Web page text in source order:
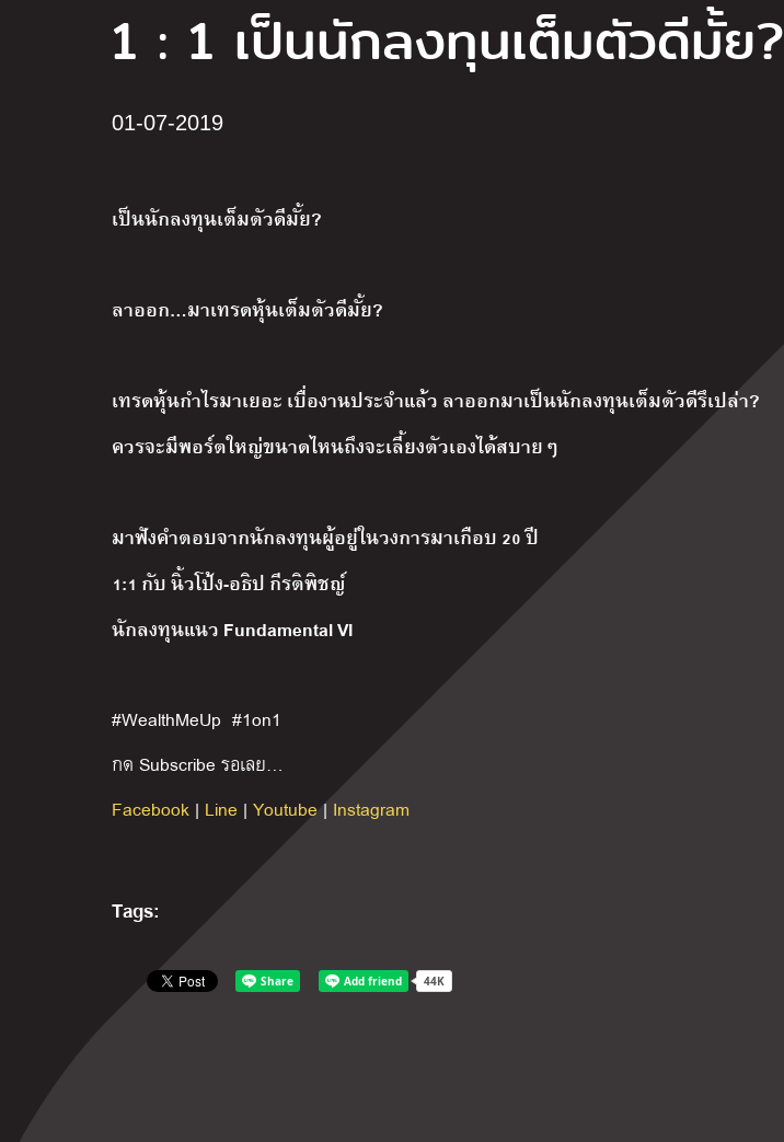
1 : 1 เป็นนักลงทุนเต็มตัวดีมั้ย?
01-07-2019
เป็นนักลงทุนเต็มตัวดีมั้ย?
ลาออก…มาเทรดหุ้นเต็มตัวดีมั้ย?
เทรดหุ้นกำไรมาเยอะ เบื่องานประจำแล้ว ลาออกมาเป็นนักลงทุนเต็มตัวดีรึเปล่า?
ควรจะมีพอร์ตใหญ่ขนาดไหนถึงจะเลี้ยงตัวเองได้สบายๆ
มาฟังคำตอบจากนักลงทุนผู้อยู่ในวงการมาเกือบ 20 ปี
1:1 กับ นิ้วโป้ง-อธิป กีรติพิชญ์
นักลงทุนแนว Fundamental VI
#WealthMeUp #1on1
กด Subscribe รอเลย…
Facebook | Line | Youtube|Instagram
Tags: